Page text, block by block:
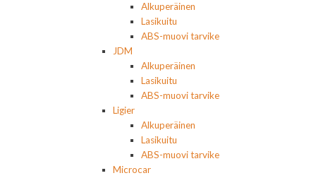
Alkuperäinen
Lasikuitu
ABS-muovi tarvike
JDM
Alkuperäinen
Lasikuitu
ABS-muovi tarvike
Ligier
Alkuperäinen
Lasikuitu
ABS-muovi tarvike
Microcar